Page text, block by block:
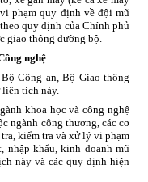
phạm quy định về đội mũ
quy định của Chính phủ
giao thông đường bộ.
nghệ
Công an, Bộ Giao thông
tịch này.
khoa học và công nghệ
ngành công thương, các cơ
kiểm tra và xử lý vi phạm
nhập khẩu, kinh doanh mũ
này và các quy định hiện